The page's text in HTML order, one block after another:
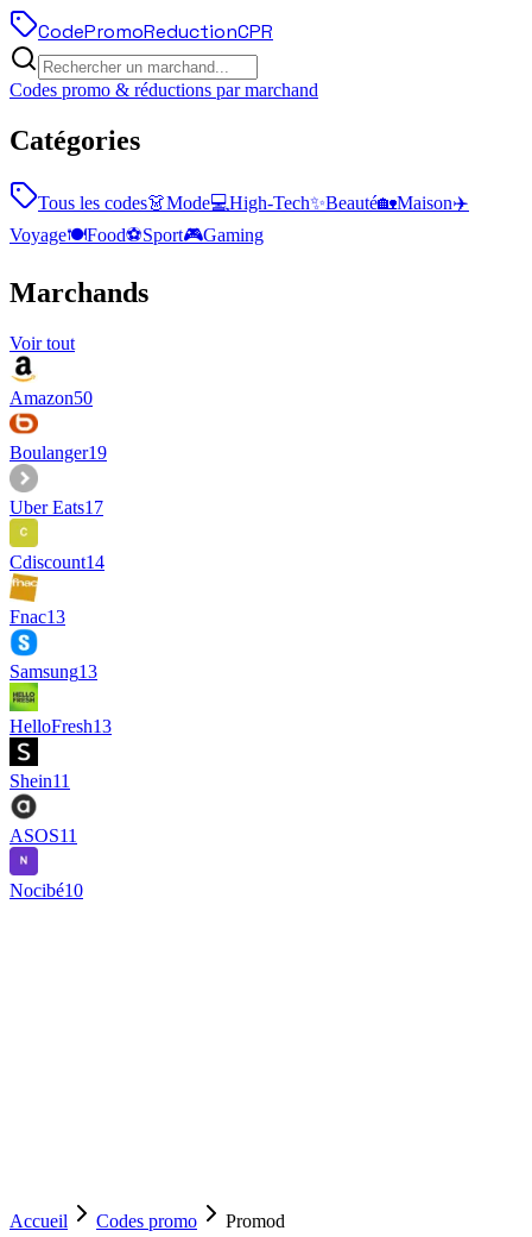
CodePromoReductionCPR
Codes promo & réductions par marchand
Catégories
Tous les codes👗Mode💻High-Tech✨Beauté🏡Maison✈️
Voyage🍽️Food⚽Sport🎮Gaming
Marchands
Voir tout
Amazon50
Boulanger19
Uber Eats17
Cdiscount14
Fnac13
Samsung13
HelloFresh13
Shein11
ASOS11
Nocibé10
Accueil Codes promo Promod